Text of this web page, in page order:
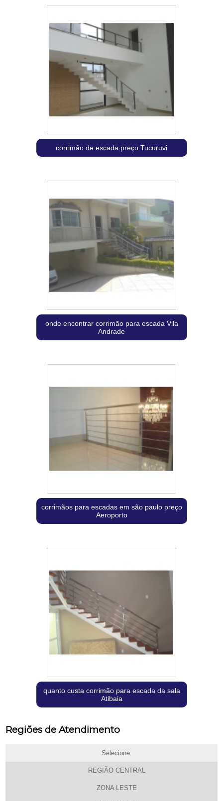
corrimão de escada preço Tucuruvi
onde encontrar corrimão para escada Vila
Andrade
corrimãos para escadas em são paulo preço
Aeroporto
quanto custa corrimão para escada da sala
Atibaia
Regiões de Atendimento
Selecione:
REGIÃO CENTRAL
ZONA LESTE